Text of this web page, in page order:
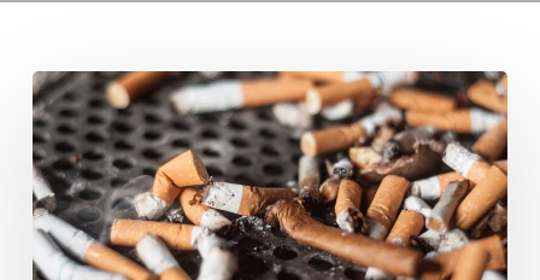
Dépistage
du
tabagisme
et
prévention
des